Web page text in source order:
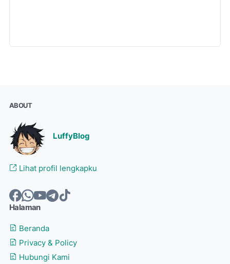
ABOUT
LuffyBlog
Lihat profil lengkapku
Halaman
Beranda
Privacy & Policy
Hubungi Kami